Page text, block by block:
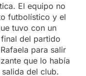
El equipo no
futbolístico y el
tuvo con un
del partido
para salir
que lo había
del club.